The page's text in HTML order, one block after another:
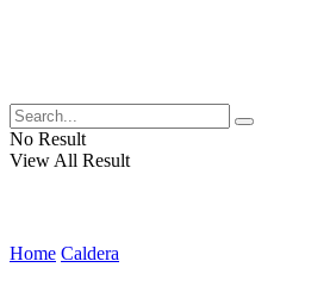
No Result
View All Result
Home Caldera